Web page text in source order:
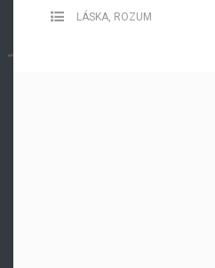
LÁSKA, ROZUM